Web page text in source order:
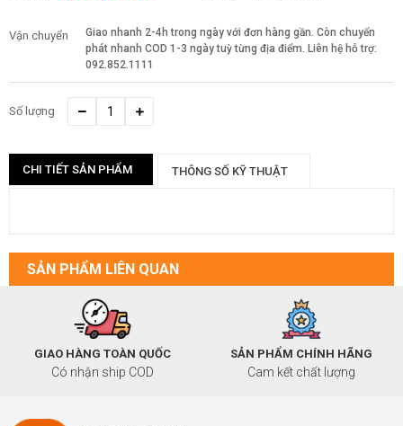
Vận chuyển
Giao nhanh 2-4h trong ngày với đơn hàng gần. Còn chuyển
phát nhanh COD 1-3 ngày tuỳ từng địa điểm. Liên hệ hỗ trợ:
092.852.1111
Số lượng
CHI TIẾT SẢN PHẨM THÔNG SỐ KỸ THUẬT
SẢN PHẨM LIÊN QUAN
GIAO HÀNG TOÀN QUỐC
Có nhận ship COD
SẢN PHẨM CHÍNH HÃNG
Cam kết chất lượng